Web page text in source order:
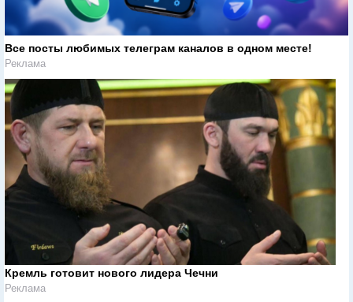
Все посты любимых телеграм каналов в одном месте!
Реклама
Кремль готовит нового лидера Чечни
Реклама